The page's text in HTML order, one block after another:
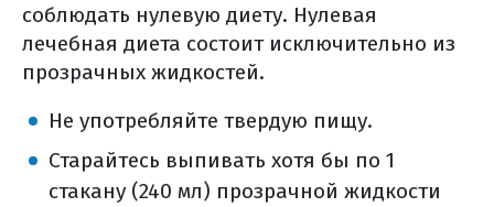
соблюдать нулевую диету. Нулевая
лечебная диета состоит исключительно из
прозрачных жидкостей.
Не употребляйте твердую пищу.
Старайтесь выпивать хотя бы по 1
стакану (240 мл) прозрачной жидкости